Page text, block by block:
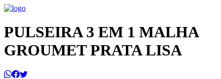
PULSEIRA 3 EM 1 MALHA
GROUMET PRATA LISA